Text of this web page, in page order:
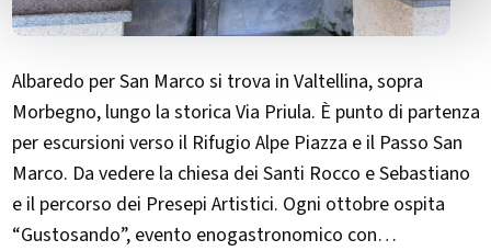
Albaredo per San Marco si trova in Valtellina, sopra
Morbegno, lungo la storica Via Priula. È punto di partenza
per escursioni verso il Rifugio Alpe Piazza e il Passo San
Marco. Da vedere la chiesa dei Santi Rocco e Sebastiano
e il percorso dei Presepi Artistici. Ogni ottobre ospita
“Gustosando”, evento enogastronomico con